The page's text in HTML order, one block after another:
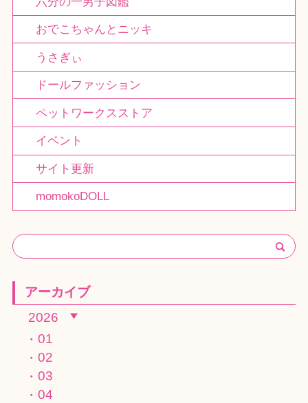
おでこちゃんとニッキ
うさぎぃ
ドールファッション
ペットワークスストア
イベント
サイト更新
momokoDOLL
アーカイブ
2026
01
02
03
04